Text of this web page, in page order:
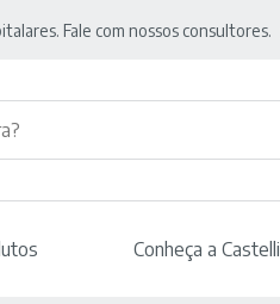
Fale com nossos consultores.
Conheça a Castelli